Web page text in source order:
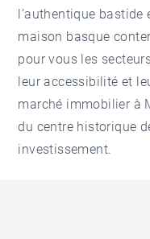
l’authentique bastide
maison basque
pour vous les
leur accessibilité et
marché immobilier à
du centre historique
investissement.